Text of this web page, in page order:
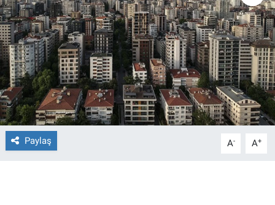
Paylaş A- A+
Ekonomi
Forum
Gerçeğin İzinde
Gün Başlıyor
Gün Bitiyor